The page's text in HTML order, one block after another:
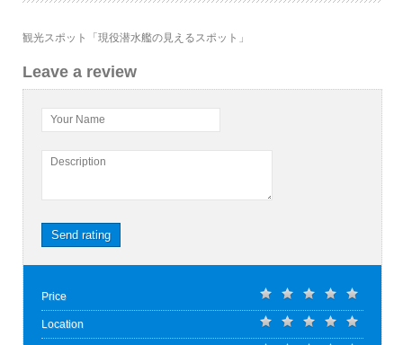
観光スポット「現役潜水艦の見えるスポット」
Leave a review
Your Name
Description
Send rating
Price
Location